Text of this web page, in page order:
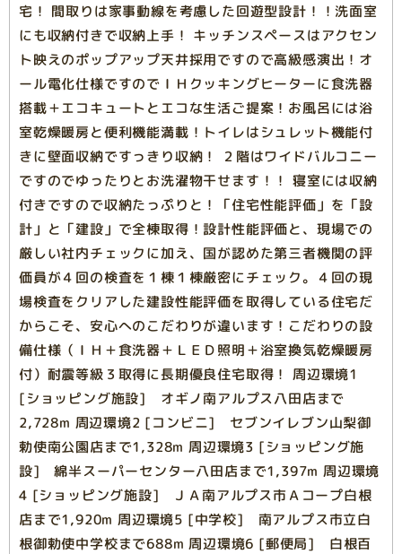
宅！ 間取りは家事動線を考慮した回遊型設計！！洗面室
にも収納付きで収納上手！ キッチンスペースはアクセン
ト映えのポップアップ天井採用ですので高級感演出！オ
ール電化仕様ですのでＩＨクッキングヒーターに食洗器
搭載＋エコキュートとエコな生活ご提案！お風呂には浴
室乾燥暖房と便利機能満載！トイレはシュレット機能付
きに壁面収納ですっきり収納！ ２階はワイドバルコニー
ですのでゆったりとお洗濯物干せます！！ 寝室には収納
付きですので収納たっぷりと！「住宅性能評価」を「設
計」と「建設」で全棟取得！設計性能評価と、現場での
厳しい社内チェックに加え、国が認めた第三者機関の評
価員が４回の検査を１棟１棟厳密にチェック。４回の現
場検査をクリアした建設性能評価を取得している住宅だ
からこそ、安心へのこだわりが違います！こだわりの設
備仕様（ＩＨ＋食洗器＋ＬＥＤ照明＋浴室換気乾燥暖房
付）耐震等級３取得に長期優良住宅取得！ 周辺環境1
[ショッピング施設] オギノ南アルプス八田店まで
2,728m 周辺環境2 [コンビニ] セブンイレブン山梨御
勅使南公園店まで1,328m 周辺環境3 [ショッピング施
設] 綿半スーパーセンター八田店まで1,397m 周辺環境
4 [ショッピング施設] ＪＡ南アルプス市Ａコープ白根
店まで1,920m 周辺環境5 [中学校] 南アルプス市立白
根御勅使中学校まで688m 周辺環境6 [郵便局] 白根百